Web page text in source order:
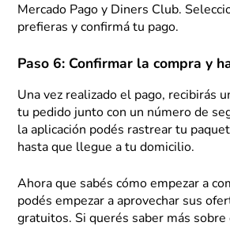
Mercado Pago y Diners Club.
prefieras y confirmá tu pago.
Paso 6: Confirmar la compra y
Una vez realizado el pago, recibirás
tu pedido junto con un número de
la aplicación podés rastrear tu
hasta que llegue a tu domicilio.
Ahora que sabés cómo empezar a
podés empezar a aprovechar sus
gratuitos. Si querés saber más